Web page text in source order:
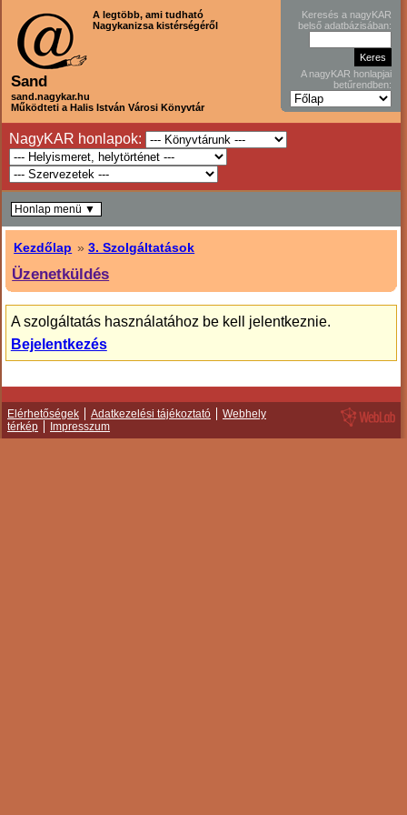
A legtöbb, ami tudható
Nagykanizsa kistérségéről
Sand
sand.nagykar.hu
Működteti a Halis István Városi Könyvtár
Keresés a nagyKAR
belső adatbázisában:
A nagyKAR honlapjai
betűrendben:
NagyKAR honlapok:
Kezdőlap »3. Szolgáltatások
Üzenetküldés
A szolgáltatás használatához be kell jelentkeznie.
Bejelentkezés
Honlap menü ▼
Elérhetőségek Adatkezelési tájékoztató
Webhely
térkép
Impresszum